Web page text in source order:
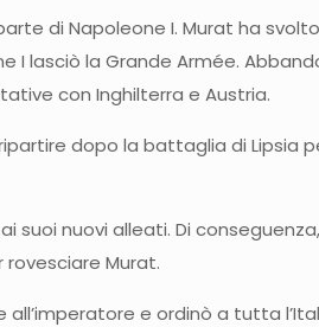
di Napoleone I. Murat ha
la Grande Armée.
con Inghilterra e Austria.
dopo la battaglia di Lipsia
nuovi alleati. Di
Murat.
e ordinò a tutta